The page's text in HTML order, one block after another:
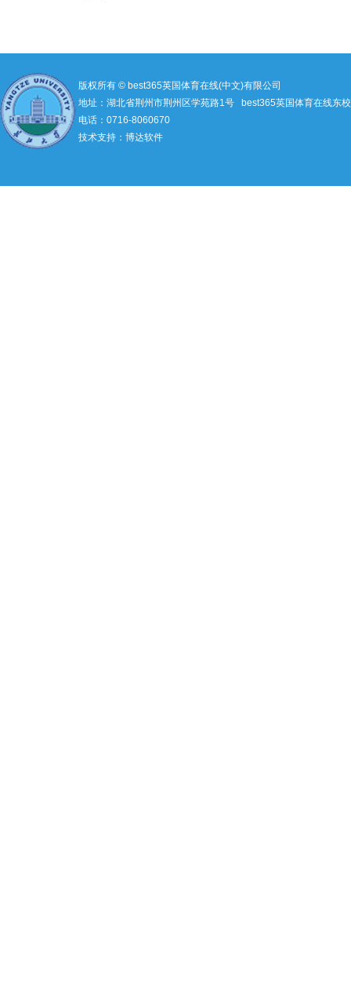
版权所有 © best365英国体育在线(中文)有限公司
地址：湖北省荆州市荆州区学苑路1号 best365英国体育在线东
电话：0716-8060670
技术支持：博达软件